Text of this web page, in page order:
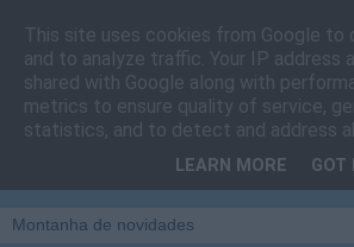
Cais do Pico
Blog sobre um pouco de tudo
vila e ao concelho de São Roque do
This site uses cookies from Google to
and to analyze traffic. Your IP address
shared with Google along with
metrics to ensure quality of service,
statistics, and to detect and address
LEARN MORE GOT